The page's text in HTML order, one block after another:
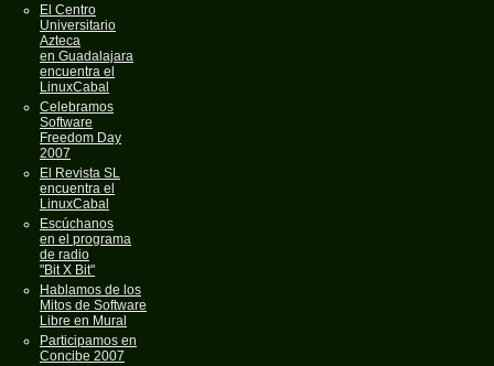
El Centro
Universitario
Azteca
en Guadalajara
encuentra el
LinuxCabal
Celebramos
Software
Freedom Day
2007
El Revista SL
encuentra el
LinuxCabal
Escúchanos
en el programa
de radio
"Bit X Bit"
Hablamos de los
Mitos de Software
Libre en Mural
Participamos en
Concibe 2007